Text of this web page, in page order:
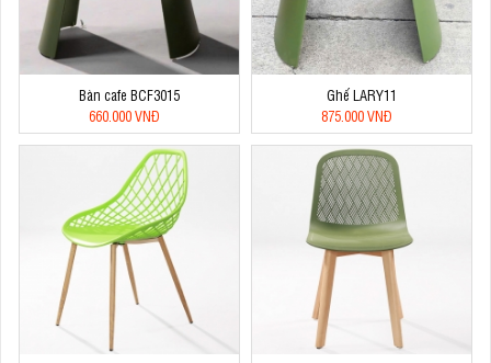
Bàn cafe BCF3015
660.000 VNĐ
Ghế LARY11
875.000 VNĐ